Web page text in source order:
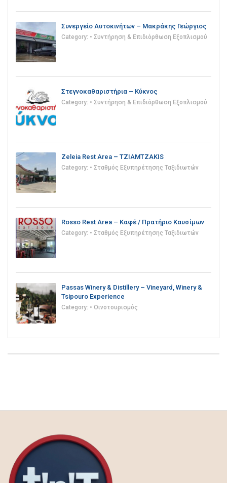
Συνεργείο Αυτοκινήτων – Μακράκης Γεώργιος
Category: • Συντήρηση & Επιδιόρθωση Εξοπλισμού
Στεγνοκαθαριστήρια – Κύκνος
Category: • Συντήρηση & Επιδιόρθωση Εξοπλισμού
Zeleia Rest Area – TZIAMTZAKIS
Category: • Σταθμός Εξυπηρέτησης Ταξιδιωτών
Rosso Rest Area – Καφέ / Πρατήριο Καυσίμων
Category: • Σταθμός Εξυπηρέτησης Ταξιδιωτών
Passas Winery & Distillery – Vineyard, Winery &
Tsipouro Experience
Category: • Οινοτουρισμός